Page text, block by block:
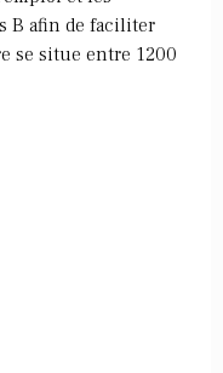
B afin de faciliter
se situe entre 1200